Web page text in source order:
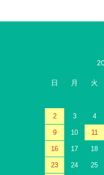
日 月 火
2 3 4
9 10 11
16 17 18
23 24 25